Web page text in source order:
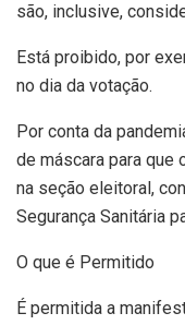
são, inclusive,
Está proibido, por
no dia da votação.
Por conta da
de máscara para que
na seção eleitoral,
Segurança Sanitária
O que é Permitido
É permitida a